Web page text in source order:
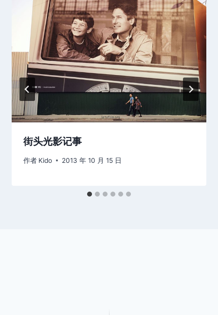
街头光影记事
作者 Kido 2013 年 10 月 15 日